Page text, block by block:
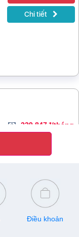
Chi tiết
229,847đ/tháng
Điều khoản